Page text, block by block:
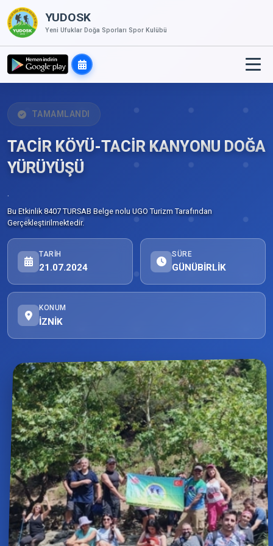
YUDOSK
Yeni Ufuklar Doğa Sporları Spor Kulübü
TAMAMLANDI
TACİR KÖYÜ-TACİR KANYONU DOĞA
YÜRÜYÜŞÜ
.
Bu Etkinlik 8407 TURSAB Belge nolu UGO Turizm Tarafından
Gerçekleştirilmektedir.
TARIH
21.07.2024
SÜRE
GÜNÜBİRLİK
KONUM
İZNİK